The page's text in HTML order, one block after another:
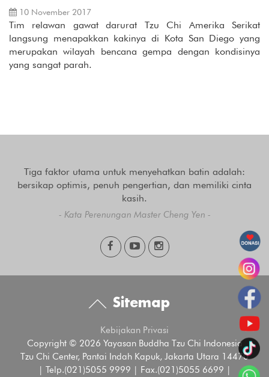
10 November 2017
Tim relawan gawat darurat Tzu Chi Amerika Serikat
langsung menapakkan kakinya di Kota San Diego yang
merupakan wilayah bencana gempa dengan kondisinya
yang sangat parah.
Tiga faktor utama untuk menyehatkan batin adalah:
bersikap optimis, penuh pengertian, dan memiliki cinta
kasih.
- Kata Perenungan Master Cheng Yen -
Sitemap
Kebijakan Privasi
Copyright © 2026 Yayasan Buddha Tzu Chi Indonesia
Tzu Chi Center, Pantai Indah Kapuk, Jakarta Utara 14470
| Telp.(021)5055 9999 | Fax.(021)5055 6699 |